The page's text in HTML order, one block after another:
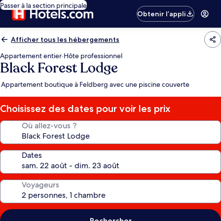
Passer à la section principale
Obtenir l’appli
Afficher tous les hébergements
Appartement entier·Hôte professionnel
Black Forest Lodge
Appartement boutique à Feldberg avec une piscine couverte
Choisissez des dates pour voir les prix
Où allez-vous ?
Dates
Voyageurs